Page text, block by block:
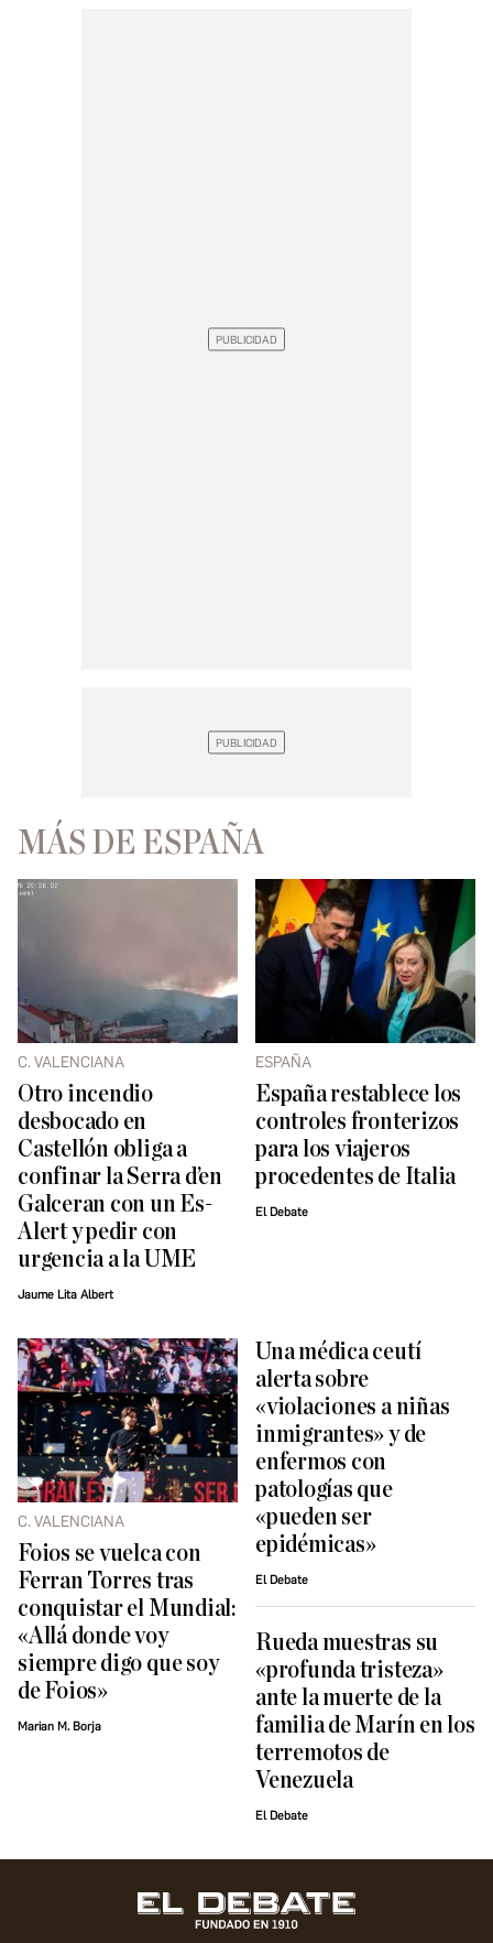
MÁS DE ESPAÑA
C. VALENCIANA
Otro incendio
desbocado en
Castellón obliga a
confinar la Serra d’en
Galceran con un Es-
Alert y pedir con
urgencia a la UME
Jaume Lita Albert
ESPAÑA
España restablece los
controles fronterizos
para los viajeros
procedentes de Italia
El Debate
C. VALENCIANA
Foios se vuelca con
Ferran Torres tras
conquistar el Mundial:
«Allá donde voy
siempre digo que soy
de Foios»
Marian M. Borja
Una médica ceutí
alerta sobre
«violaciones a niñas
inmigrantes» y de
enfermos con
patologías que
«pueden ser
epidémicas»
El Debate
Rueda muestras su
«profunda tristeza»
ante la muerte de la
familia de Marín en los
terremotos de
Venezuela
El Debate